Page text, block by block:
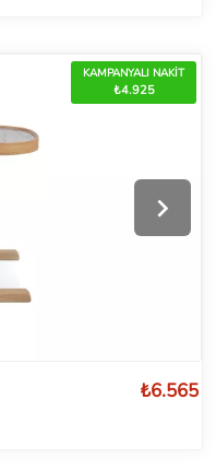
KAMPANYALI NAKİT
₺4.925
₺6.565